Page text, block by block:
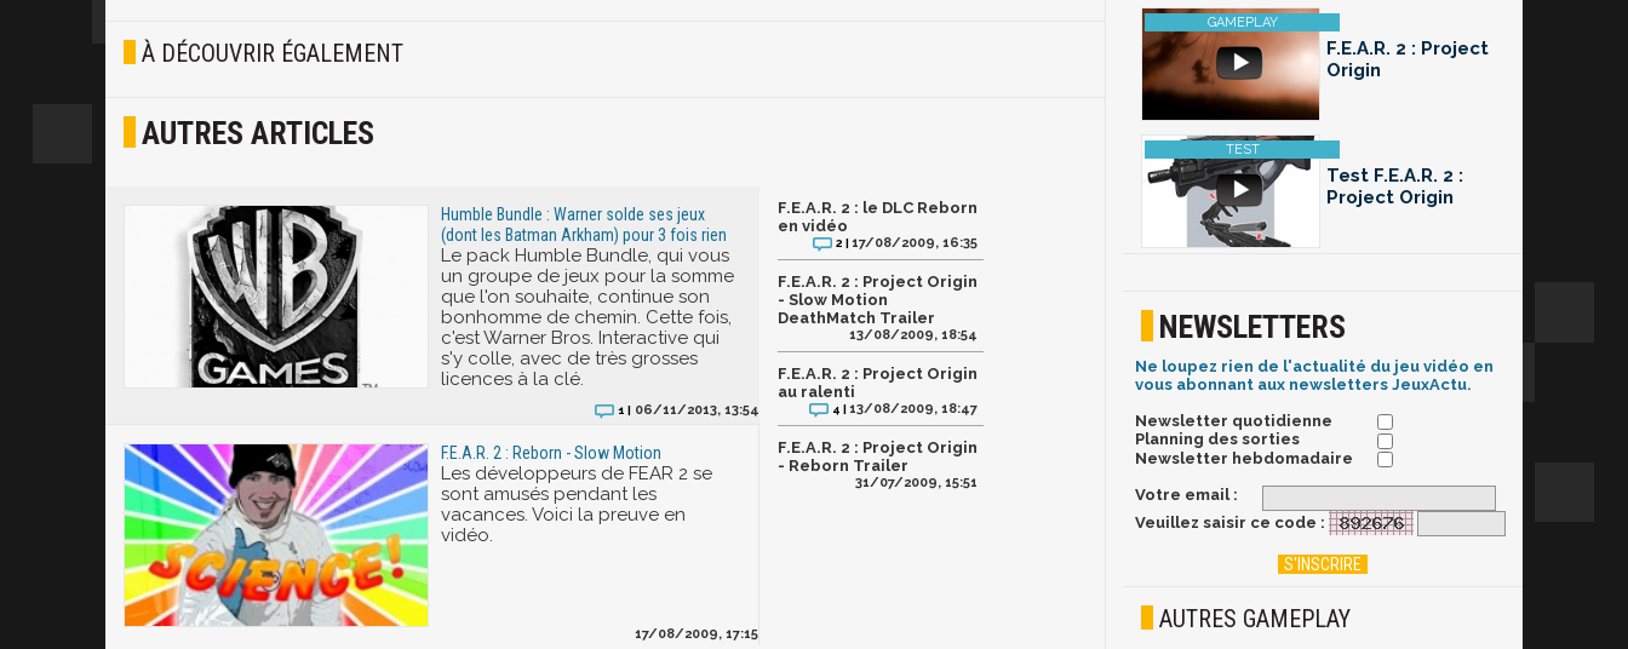
Joyeux
À DÉCOUVRIR ÉGALEMENT
AUTRES ARTICLES
Humble Bundle : Warner solde ses jeux
(dont les Batman Arkham) pour 3 fois rien
Le pack Humble Bundle, qui vous
un groupe de jeux pour la somme
que l'on souhaite, continue son
bonhomme de chemin. Cette fois,
c'est Warner Bros. Interactive qui
s'y colle, avec de très grosses
licences à la clé.
1 | 06/11/2013, 13:54
F.E.A.R. 2 : Reborn - Slow Motion
Les développeurs de FEAR 2 se
sont amusés pendant les
vacances. Voici la preuve en
vidéo.
17/08/2009, 17:15
F.E.A.R. 2 : le DLC Reborn
en vidéo
2 |17/08/2009, 16:35
F.E.A.R. 2 : Project Origin
- Slow Motion
DeathMatch Trailer
13/08/2009, 18:54
F.E.A.R. 2 : Project Origin
au ralenti
4 |13/08/2009, 18:47
F.E.A.R. 2 : Project Origin
- Reborn Trailer
31/07/2009, 15:51
F.E.A.R. 2 : Project
Origin
Test F.E.A.R. 2 :
Project Origin
NEWSLETTERS
Ne loupez rien de l'actualité du jeu vidéo en
vous abonnant aux newsletters JeuxActu.
Newsletter quotidienne
Planning des sorties
Newsletter hebdomadaire
Votre email :
Veuillez saisir ce code :
AUTRES GAMEPLAY